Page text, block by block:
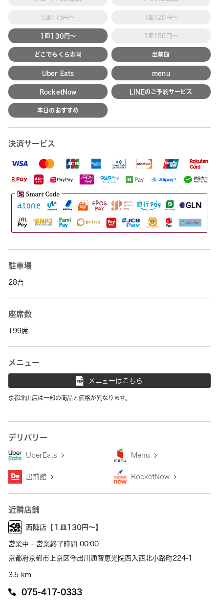
1皿115円～ 1皿120円～
1皿130円～ 1皿150円～
どこでもくら寿司 出前館
Uber Eats menu
RocketNow LINEのご予約サービス
本日のおすすめ
決済サービス
駐車場
28台
座席数
199席
メニュー
メニューはこちら
京都北山店は一部の商品と価格が異なります。
デリバリー
UberEats Menu
出前館 RocketNow
近隣店舗
西陣店【１皿130円～】
営業中 - 営業終了時間 00:00
京都府京都市上京区今出川通智恵光院西入西北小路町224-1
3.5 km
075-417-0333